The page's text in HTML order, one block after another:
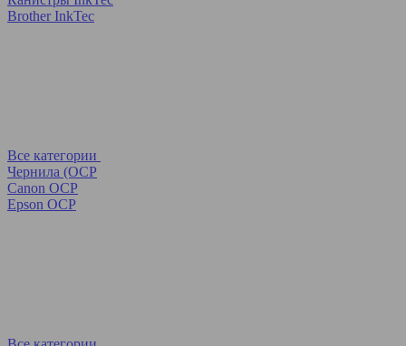
Brother InkTec
Все категории
Чернила (OCP
Canon OCP
Epson OCP